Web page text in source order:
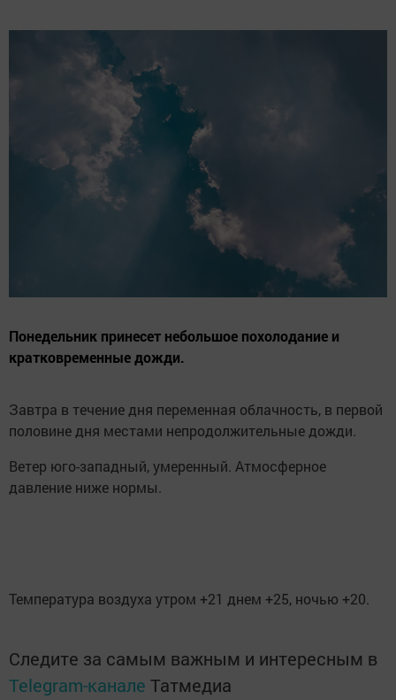
Понедельник принесет небольшое похолодание и
кратковременные дожди.
Завтра в течение дня переменная облачность, в первой
половине дня местами непродолжительные дожди.
Ветер юго-западный, умеренный. Атмосферное
давление ниже нормы.
Температура воздуха утром +21 днем +25, ночью +20.
Следите за самым важным и интересным в
Telegram-канале Татмедиа